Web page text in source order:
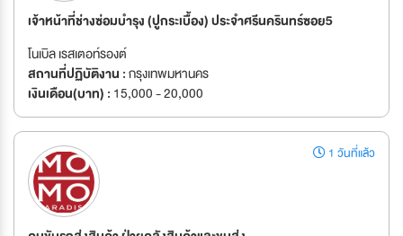
เจ้าหน้าที่ช่างซ่อมบำรุง (ปูกระเบื้อง) ประจำศรีนครินทร์ซอย5
โนเบิล เรสเตอท์รองต์
สถานที่ปฏิบัติงาน :กรุงเทพมหานคร
เงินเดือน(บาท) : 15,000 - 20,000
1 วันที่แล้ว